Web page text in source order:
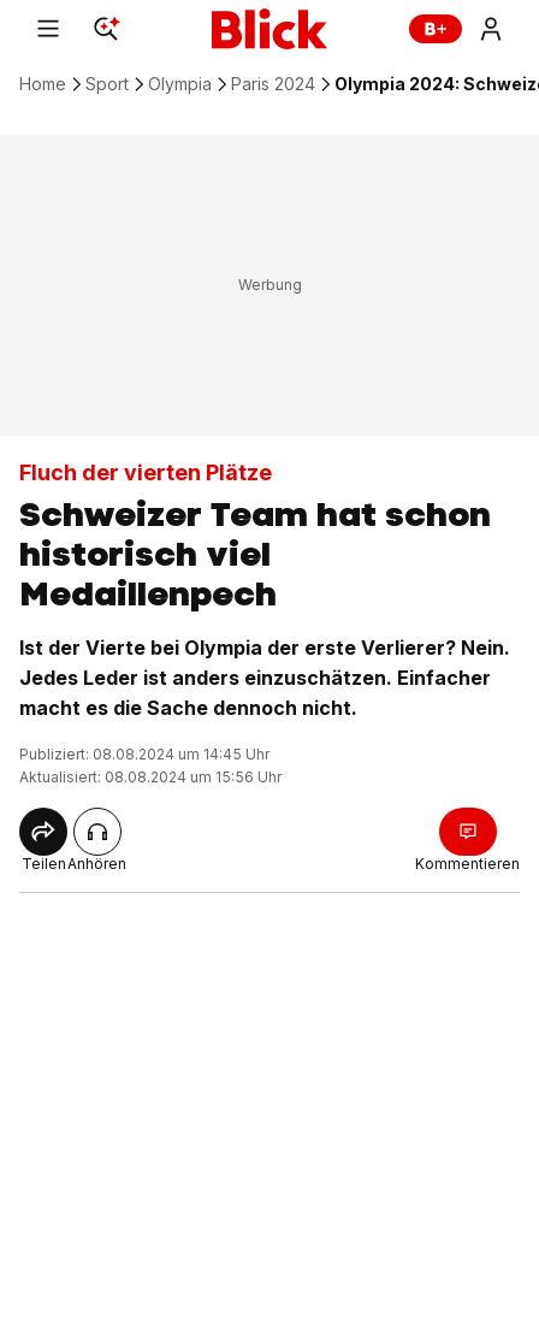
Home Sport Olympia Paris 2024 Olympia 2024:
Fluch der vierten Plätze
Schweizer Team hat schon
historisch viel
Medaillenpech
Ist der Vierte bei Olympia der erste Verlierer? Nein.
Jedes Leder ist anders einzuschätzen. Einfacher
macht es die Sache dennoch nicht.
Publiziert: 08.08.2024 um 14:45 Uhr
Aktualisiert: 08.08.2024 um 15:56 Uhr
TeilenAnhören Kommentieren